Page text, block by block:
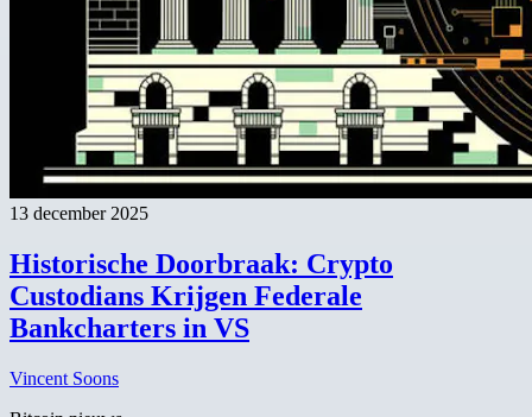
13 december 2025
Historische Doorbraak: Crypto
Custodians Krijgen Federale
Bankcharters in VS
Vincent Soons